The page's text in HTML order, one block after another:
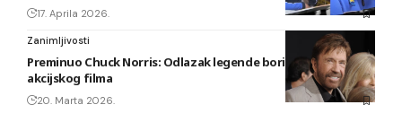
17. Aprila 2026.
Zanimljivosti
Preminuo Chuck Norris: Odlazak legende borilačkih vještina i
akcijskog filma
20. Marta 2026.